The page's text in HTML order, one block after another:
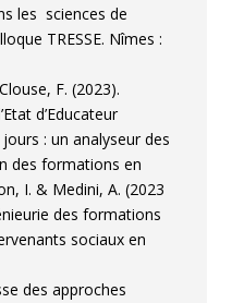
les sciences de
TRESSE. Nîmes :
F. (2023).
d’Educateur
: un analyseur des
des formations en
I. & Medini, A. (2023
des formations
sociaux en
des approches